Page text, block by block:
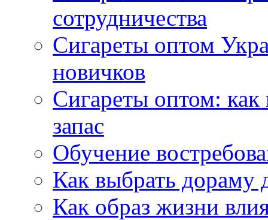
сотрудничества
Сигареты оптом
новичков
Сигареты оптом:
запас
Обучение
Как выбрать дораму
Как образ жизни